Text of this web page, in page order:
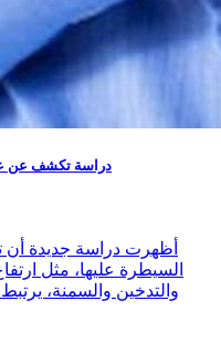
دراسة تكشف عن
أظهرت دراسة جديدة أن
السيطرة عليها، مثل
والتدخين والسمنة،